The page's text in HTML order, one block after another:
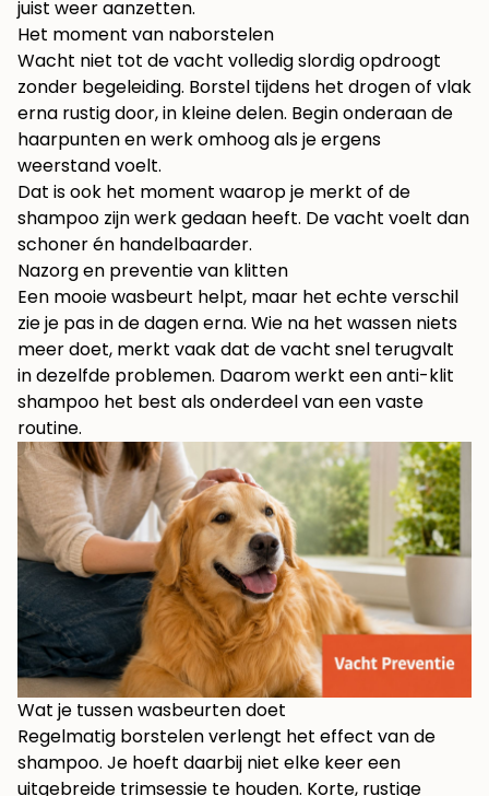
juist weer aanzetten.
Het moment van naborstelen
Wacht niet tot de vacht volledig slordig opdroogt
zonder begeleiding. Borstel tijdens het drogen of vlak
erna rustig door, in kleine delen. Begin onderaan de
haarpunten en werk omhoog als je ergens
weerstand voelt.
Dat is ook het moment waarop je merkt of de
shampoo zijn werk gedaan heeft. De vacht voelt dan
schoner én handelbaarder.
Nazorg en preventie van klitten
Een mooie wasbeurt helpt, maar het echte verschil
zie je pas in de dagen erna. Wie na het wassen niets
meer doet, merkt vaak dat de vacht snel terugvalt
in dezelfde problemen. Daarom werkt een anti-klit
shampoo het best als onderdeel van een vaste
routine.
Wat je tussen wasbeurten doet
Regelmatig borstelen verlengt het effect van de
shampoo. Je hoeft daarbij niet elke keer een
uitgebreide trimsessie te houden. Korte, rustige